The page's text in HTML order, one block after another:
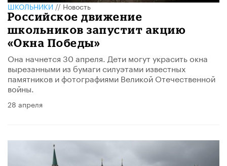
ШКОЛЬНИКИ//Новость
Российское движение
школьников запустит акцию
«Окна Победы»
Она начнется 30 апреля. Дети могут украсить окна
вырезанными из бумаги силуэтами известных
памятников и фотографиями Великой Отечественной
войны.
28 апреля